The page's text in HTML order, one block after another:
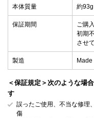
本体質量 約93g
保証期間
ご購
初期
させ
製造
＜保証規定＞次のような場
す
誤ったご使用、不当な修理
傷